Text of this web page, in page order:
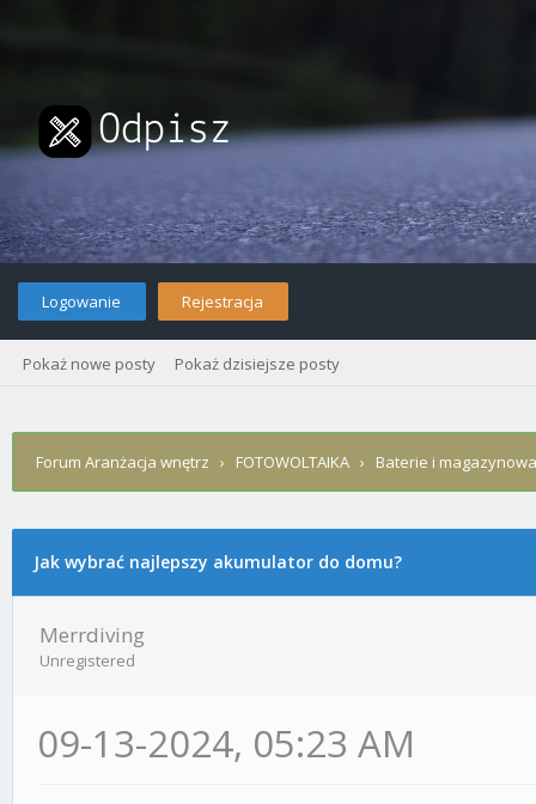
Logowanie Rejestracja
Pokaż nowe posty Pokaż dzisiejsze posty
Forum Aranżacja wnętrz › FOTOWOLTAIKA › Baterie i
Jak wybrać najlepszy akumulator do domu?
Merrdiving
Unregistered
09-13-2024, 05:23 AM